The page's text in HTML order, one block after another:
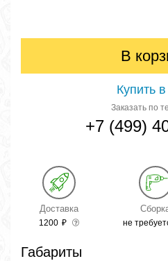
В
Купить
Заказать по
+7 (499)
Доставка
1200 ₽ не
Габариты